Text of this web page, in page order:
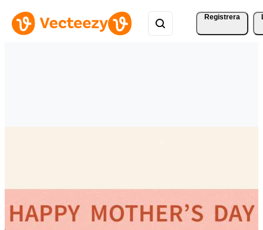
Registrera